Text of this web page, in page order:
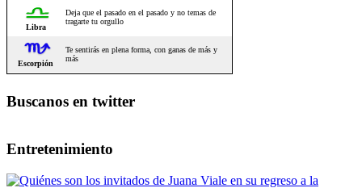
Buscanos en twitter
Entretenimiento